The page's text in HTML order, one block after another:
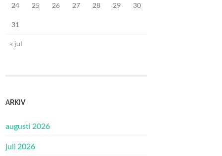
24 25 26 27 28 29 30
31
« jul
ARKIV
augusti 2026
juli 2026